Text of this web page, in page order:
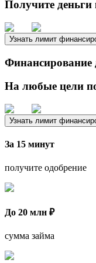
Получите
Узнать лимит
Финансирование
На любые цели
Узнать лимит
За 15 минут
получите одобрение
До 20 млн ₽
сумма займа